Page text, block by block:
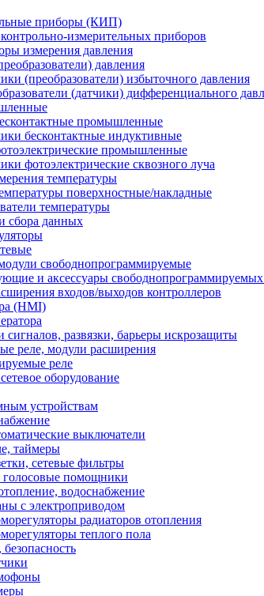
приборы (КИП)
измерительных приборов
измерения давления
давления
(преобразователи) избыточного давления
(датчики) дифференциального
промышленные
бесконтактные индуктивные
промышленные
фотоэлектрические сквозного луча
температуры
поверхностные/накладные
температуры
сбора данных
свободнопрограммируемые
и аксессуары свободнопрограммируемых
входов/выходов контроллеров
(HMI)
сигналов, развязки, барьеры искрозащиты
реле, модули расширения
реле
оборудование
устройствам
выключатели
таймеры
сетевые фильтры
помощники
водоснабжение
с электроприводом
радиаторов отопления
теплого пола